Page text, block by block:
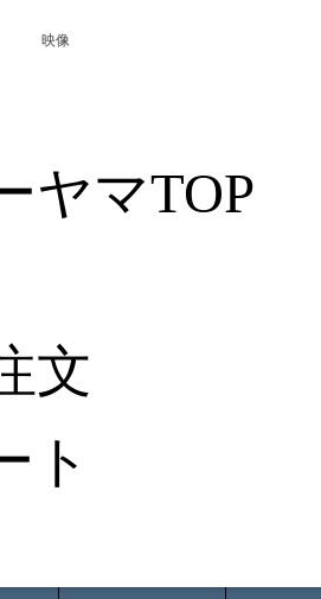
ヤマTOP
文
ト
映像